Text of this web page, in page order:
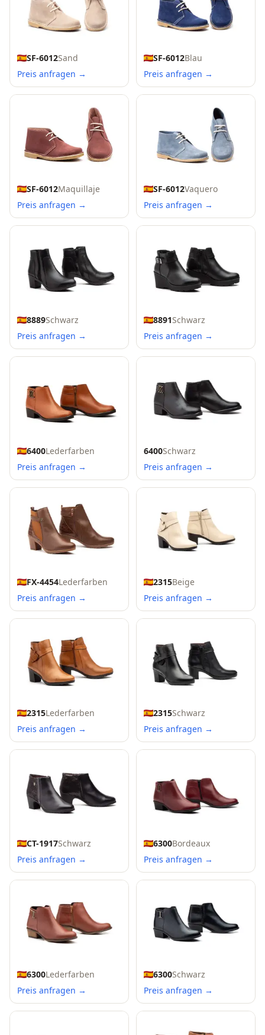
SF-6012Sand
Preis anfragen →
SF-6012Blau
Preis anfragen →
SF-6012Maquillaje
Preis anfragen →
SF-6012Vaquero
Preis anfragen →
8889Schwarz
Preis anfragen →
8891Schwarz
Preis anfragen →
6400Lederfarben
Preis anfragen →
6400Schwarz
Preis anfragen →
FX-4454Lederfarben
Preis anfragen →
2315Beige
Preis anfragen →
2315Lederfarben
Preis anfragen →
2315Schwarz
Preis anfragen →
CT-1917Schwarz
Preis anfragen →
6300Bordeaux
Preis anfragen →
6300Lederfarben
Preis anfragen →
6300Schwarz
Preis anfragen →